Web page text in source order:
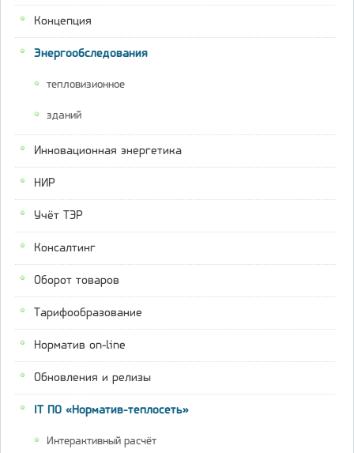
Концепция
Энергообследования
тепловизионное
зданий
Инновационная энергетика
НИР
Учёт ТЭР
Консалтинг
Оборот товаров
Тарифообразование
Норматив on-line
Обновления и релизы
IT ПО «Норматив-теплосеть»
Интерактивный расчёт